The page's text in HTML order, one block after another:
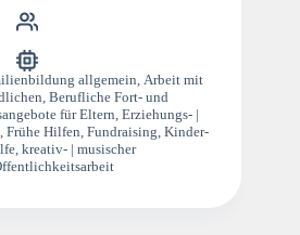
allgemein Arbeit mit
,Berufliche Fort- und
für Eltern Erziehungs- |
,Frühe Hilfen ,Fundraising ,Kinder-
, kreativ- | musischer